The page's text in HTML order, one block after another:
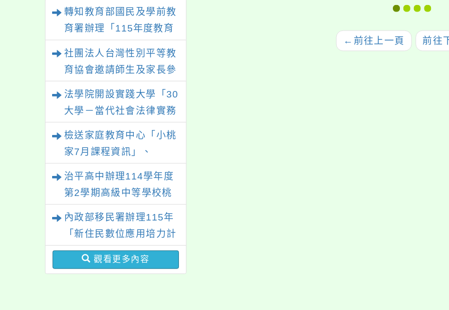
轉知教育部國民及學前教
育署辦理「115年度教育
案， 請鼓勵校內教師踴
躍提出申請，請查照。
社團法人台灣性別平等教
育協會邀請師生及家長參
法學院開設實踐大學「30
大學－當代社會法律實務
檢送家庭教育中心「小桃
家7月課程資訊」、
「青少年家長讀書會」、
「親密關係工作坊」、
「祖孫樂淘桃創意照片徵
件活動」海報各1份
治平高中辦理114學年度
第2學期高級中等學校桃
三區適性入學博覽會體驗
活動
內政部移民署辦理115年
「新住民數位應用培力計
畫」免費資訊課程一案
觀看更多內容
障礙及弱勢族
親子暑期游泳
學生運動錦標賽(含田
球)」競賽一案，請查
照。
教學
← 前往上一頁 前往